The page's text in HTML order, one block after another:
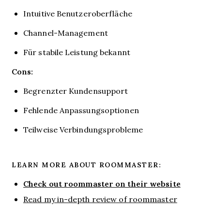
Intuitive Benutzeroberfläche
Channel-Management
Für stabile Leistung bekannt
Cons:
Begrenzter Kundensupport
Fehlende Anpassungsoptionen
Teilweise Verbindungsprobleme
LEARN MORE ABOUT ROOMMASTER:
Check out roommaster on their website
Read my in-depth review of roommaster